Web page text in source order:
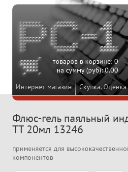
Интернет-магазин Скупка,
товаров в корзине:0
на сумму (руб):0.00
Флюс-гель паяльный
TT 20мл 13246
применяется для
компонентов